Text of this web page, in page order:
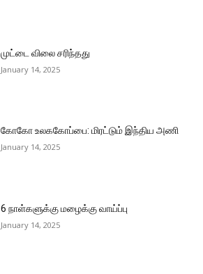
முட்டை விலை சரிந்தது
January 14, 2025
கோகோ உலககோப்பை: மிரட்டும் இந்திய அணி
January 14, 2025
6 நாள்களுக்கு மழைக்கு வாய்ப்பு
January 14, 2025